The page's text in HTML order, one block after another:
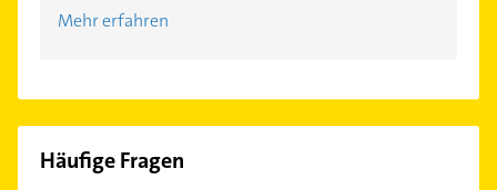
Mehr erfahren
Häufige Fragen